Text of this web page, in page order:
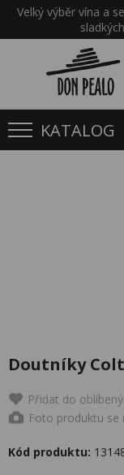
Velký výběr vína a
KATALOG
Doutníky
Přidat do
Foto produktu se
Kód produktu: